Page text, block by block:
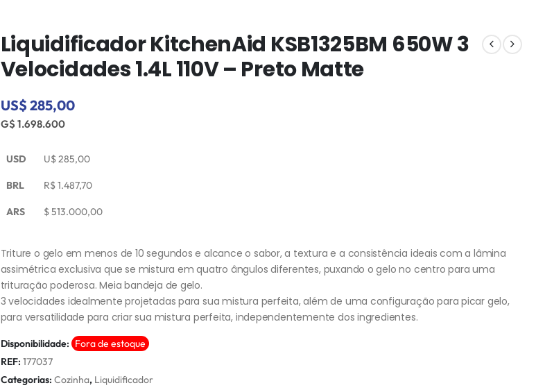
Liquidificador KitchenAid KSB1325BM 650W 3
Velocidades 1.4L 110V – Preto Matte
US$ 285,00
G$ 1.698.600
USD U$285,00
BRL R$1.487,70
ARS $513.000,00
Triture o gelo em menos de 10 segundos e alcance o sabor, a textura e a consistência ideais com a lâmina
assimétrica exclusiva que se mistura em quatro ângulos diferentes, puxando o gelo no centro para uma
trituração poderosa. Meia bandeja de gelo.
3 velocidades idealmente projetadas para sua mistura perfeita, além de uma configuração para picar gelo,
para versatilidade para criar sua mistura perfeita, independentemente dos ingredientes.
Disponibilidade: Fora de estoque
REF: 177037
Categorias: Cozinha, Liquidificador